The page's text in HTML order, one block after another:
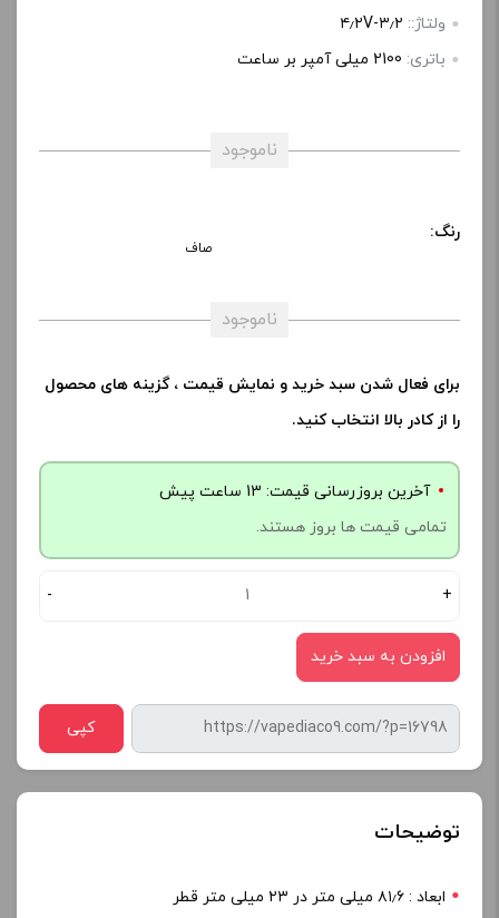
ولتاژ:: ۳٫۲-۴٫۲V
باتری: 2100 میلی آمپر بر ساعت
ناموجود
رنگ:
صاف
ناموجود
برای فعال شدن سبد خرید و نمایش قیمت ، گزینه های محصول
را از کادر بالا انتخاب کنید.
آخرین بروزرسانی قیمت: 13 ساعت پیش
تمامی قیمت ها بروز هستند.
- +
افزودن به سبد خرید
کپی
توضیحات
ابعاد : ۸۱٫۶ میلی متر در ۲۳ میلی متر قطر